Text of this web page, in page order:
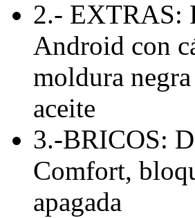
2.- EXTRAS:
Android con
moldura
aceite
3.-BRICOS:
Comfort,
apagada